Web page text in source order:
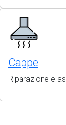
Cappe
Riparazione e